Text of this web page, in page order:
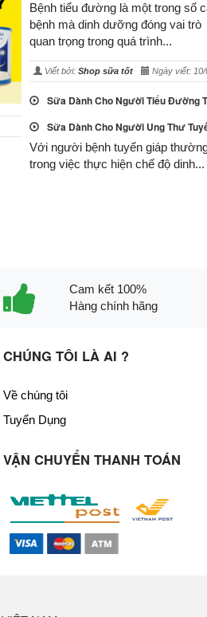
Viết bởi: Shop sữa tốt Ngày viết: 10/
Sữa Dành Cho Người Tiểu Đường
Bệnh tiểu đường là một trong số
bệnh mà dinh dưỡng đóng vai trò
quan trọng trong quá trình...
Sữa Dành Cho Người Ung Thư
Với người bệnh tuyến giáp
trong việc thực hiện chế độ dinh...
Cam kết 100%
Hàng chính hãng
CHÚNG TÔI LÀ AI ?
Về chúng tôi
Tuyển Dụng
VẬN CHUYỂN THANH TOÁN